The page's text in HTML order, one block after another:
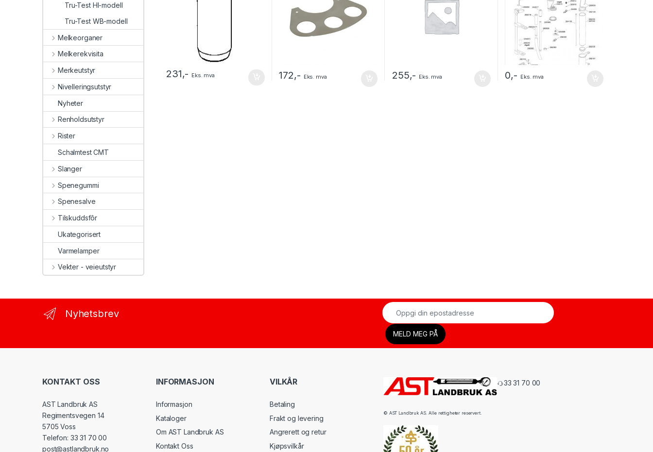
231,- Eks. mva 172,- Eks. mva 255,- Eks. mva 0,- Eks. mva
Tru-Test HI-modell
Tru-Test WB-modell
Melkeorganer
Melkerekvisita
Merkeutstyr
Nivelleringsutstyr
Nyheter
Renholdsutstyr
Rister
Schalmtest CMT
Slanger
Spenegummi
Spenesalve
Tilskuddsfôr
Ukategorisert
Varmelamper
Vekter - veieutstyr
Nyhetsbrev
KONTAKT OSS
AST Landbruk AS
Regimentsvegen 14
5705 Voss
Telefon: 33 31 70 00
post@astlandbruk.no
INFORMASJON
Informasjon
Kataloger
Om AST Landbruk AS
Kontakt Oss
VILKÅR
Betaling
Frakt og levering
Angrerett og retur
Kjøpsvilkår
© AST Landbruk AS. Alle rettigheter reservert.
33 31 70 00